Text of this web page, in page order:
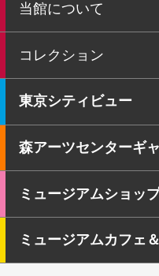
当館について
コレクション
東京シティビュー
森アーツセンターギ
ミュージアムショッ
ミュージアムカフェ